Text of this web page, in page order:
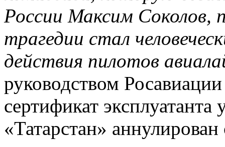
России Максим Соколов,
трагедии стал
действия пилотов
руководством
сертификат
«Татарстан»